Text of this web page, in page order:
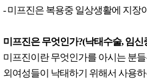
- 미프진은 복용중 일상생활에 지장
미프진은 무엇인가?(낙태수술, 임신
미프진이란 무엇인가를 아시는 분
외여성들이 낙태하기 위해서 사용